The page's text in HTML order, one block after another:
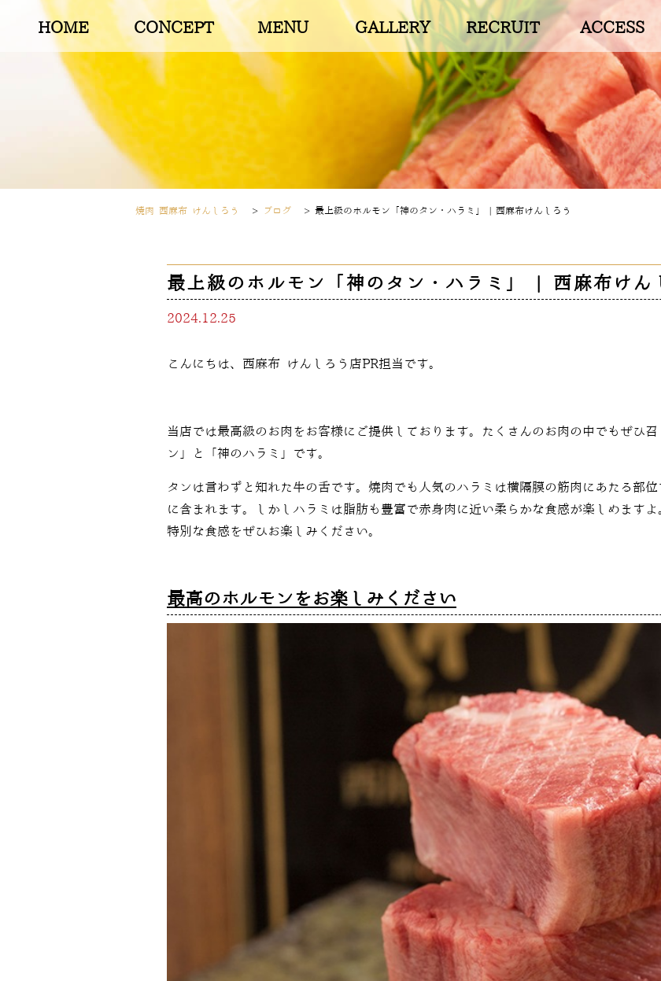
HOME CONCEPT MENU GALLERY RECRUIT ACCESS
焼肉 西麻布 けんしろう > ブログ > 最上級のホルモン「神のタン・ハラミ」 | 西麻布けんしろう
最上級のホルモン「神のタン・ハラミ」 | 西麻布けん
2024.12.25
こんにちは、西麻布 けんしろう店PR担当です。
当店では最高級のお肉をお客様にご提供しております。たくさんのお肉の中でもぜひ
ン」と「神のハラミ」です。
タンは言わずと知れた牛の舌です。焼肉でも人気のハラミは横隔膜の筋肉にあたる部
に含まれます。しかしハラミは脂肪も豊富で赤身肉に近い柔らかな食感が楽しめます
特別な食感をぜひお楽しみください。
最高のホルモンをお楽しみください